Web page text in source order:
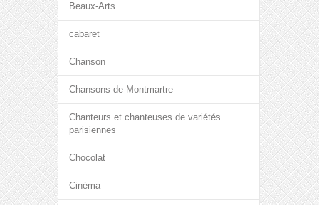
Beaux-Arts
cabaret
Chanson
Chansons de Montmartre
Chanteurs et chanteuses de variétés
parisiennes
Chocolat
Cinéma